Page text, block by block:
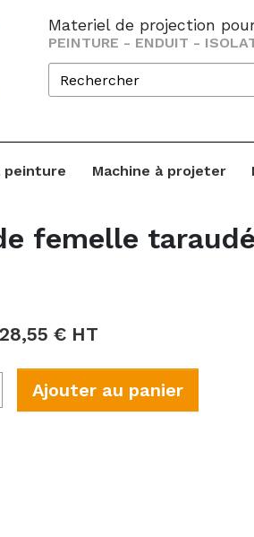
Materiel de projection
PEINTURE - ENDUIT -
peinture Machine à projeter
femelle
28,55 € HT
Ajouter au panier